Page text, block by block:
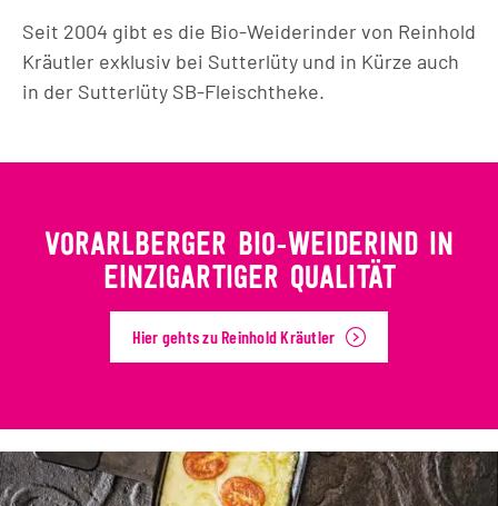
Seit 2004 gibt es die Bio-Weiderinder von Reinhold
Kräutler exklusiv bei Sutterlüty und in Kürze auch
in der Sutterlüty SB-Fleischtheke.
VORARLBERGER BIO-WEIDERIND IN
EINZIGARTIGER QUALITÄT
Hier gehts zu Reinhold Kräutler